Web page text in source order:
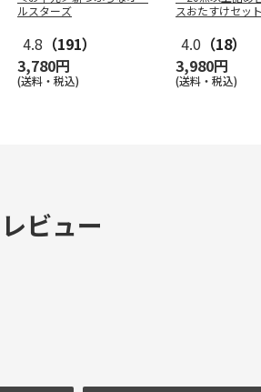
ルスターズ
4.8 （191）
3,780円
(送料・税込)
スおたすけセット
4.0 （18）
3,980円
(送料・税込)
レビュー